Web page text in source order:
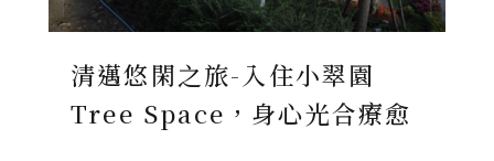
清邁悠閑之旅-入住小翠園
Tree Space，身心光合療愈